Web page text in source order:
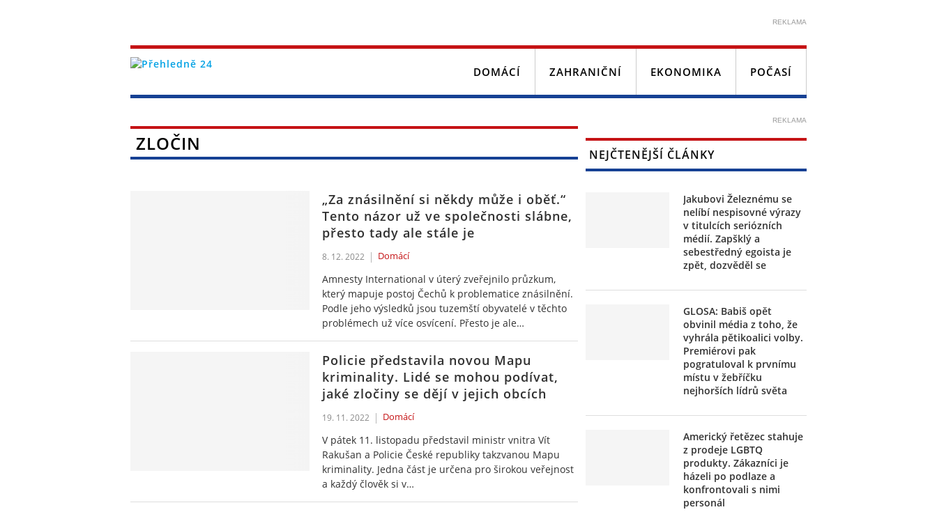
REKLAMA
DOMÁCÍ ZAHRANIČNÍ EKONOMIKA POČASÍ
ZLOČIN
„Za znásilnění si někdy může i oběť.“
Tento názor už ve společnosti slábne,
přesto tady ale stále je
8. 12. 2022 Domácí
Amnesty International v úterý zveřejnilo průzkum,
který mapuje postoj Čechů k problematice znásilnění.
Podle jeho výsledků jsou tuzemští obyvatelé v těchto
problémech už více osvícení. Přesto je ale…
Policie představila novou Mapu
kriminality. Lidé se mohou podívat,
jaké zločiny se dějí v jejich obcích
19. 11. 2022 Domácí
V pátek 11. listopadu představil ministr vnitra Vít
Rakušan a Policie České republiky takzvanou Mapu
kriminality. Jedna část je určena pro širokou veřejnost
a každý člověk si v…
REKLAMA
NEJČTENĚJŠÍ ČLÁNKY
Jakubovi Železnému se
nelíbí nespisovné výrazy
v titulcích seriózních
médií. Zapšklý a
sebestředný egoista je
zpět, dozvěděl se
GLOSA: Babiš opět
obvinil média z toho, že
vyhrála pětikoalici volby.
Premiérovi pak
pogratuloval k prvnímu
místu v žebříčku
nejhorších lídrů světa
Americký řetězec stahuje
z prodeje LGBTQ
produkty. Zákazníci je
házeli po podlaze a
konfrontovali s nimi
personál